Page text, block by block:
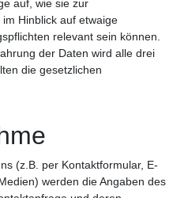
auf, wie sie zur
Hinblick auf etwaige
relevant sein können.
der Daten wird alle drei
die gesetzlichen
(z.B. per Kontaktformular, E-
werden die Angaben des